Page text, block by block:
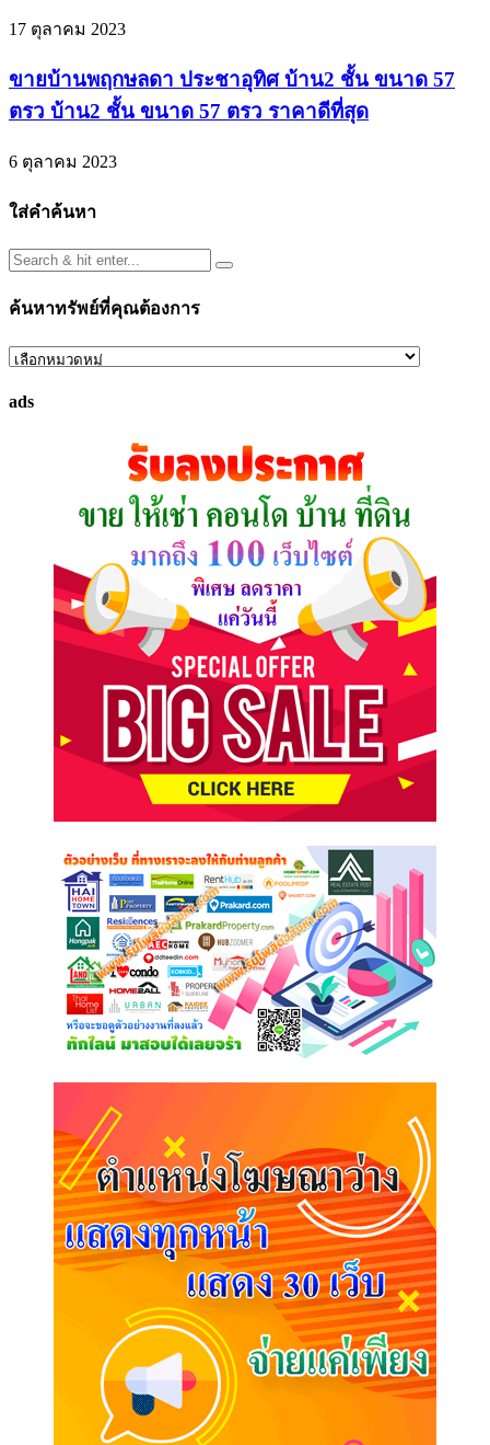
17 ตุลาคม 2023
ขายบ้านพฤกษลดา ประชาอุทิศ บ้าน2 ชั้น ขนาด 57
ตรว บ้าน2 ชั้น ขนาด 57 ตรว ราคาดีที่สุด
6 ตุลาคม 2023
ใส่คำค้นหา
ค้นหาทรัพย์ที่คุณต้องการ
ค้นหา
ที่
ads